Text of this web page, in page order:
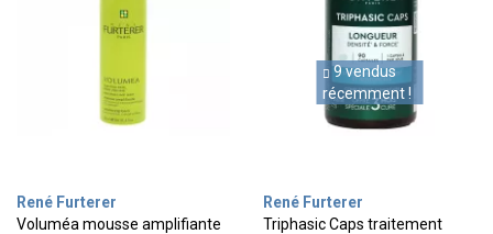
René Furterer
Voluméa mousse amplifiante
9 vendus
récemment !
René Furterer
Triphasic Caps traitement